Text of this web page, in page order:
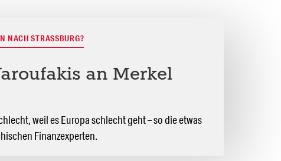
NACH STRASSBURG?
an Merkel
weil es Europa schlecht geht – so die etwas
Finanzexperten.